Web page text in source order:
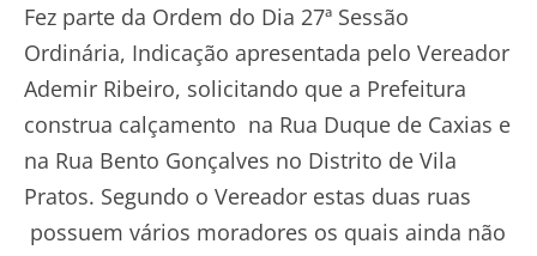
Fez parte da Ordem do Dia 27ª Sessão
Ordinária, Indicação apresentada pelo Vereador
Ademir Ribeiro, solicitando que a Prefeitura
construa calçamento na Rua Duque de Caxias e
na Rua Bento Gonçalves no Distrito de Vila
Pratos. Segundo o Vereador estas duas ruas
possuem vários moradores os quais ainda não